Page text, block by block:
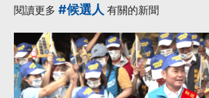
閱讀更多 #候選人 有關的新聞